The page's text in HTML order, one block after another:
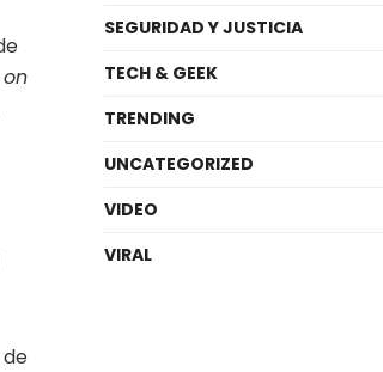
SEGURIDAD Y JUSTICIA
TECH & GEEK
TRENDING
UNCATEGORIZED
VIDEO
VIRAL